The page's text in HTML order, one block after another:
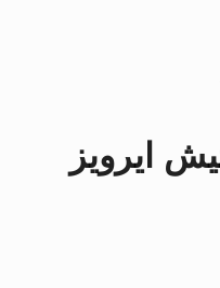
ایرویز